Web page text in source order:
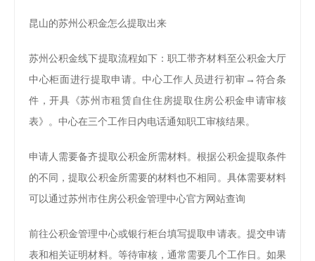
昆山的苏州公积金怎么提取出来
苏州公积金线下提取流程如下：职工带齐材料至公积金大厅
中心柜面进行提取申请。中心工作人员进行初审→符合条
件，开具《苏州市租赁自住住房提取住房公积金申请审核
表》。中心在三个工作日内电话通知职工审核结果。
申请人需要备齐提取公积金所需材料。根据公积金提取条件
的不同，提取公积金所需要的材料也不相同。具体需要材料
可以通过苏州市住房公积金管理中心官方网站查询
前往公积金管理中心或银行柜台填写提取申请表。提交申请
表和相关证明材料。等待审核，通常需要几个工作日。如果